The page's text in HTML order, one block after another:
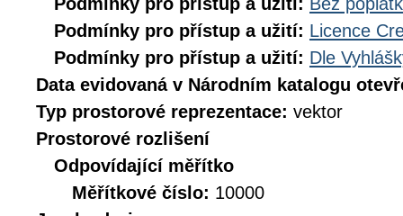
Podmínky pro přístup a užití: Licence
Podmínky pro přístup a užití: Dle
Data evidovaná v Národním katalogu
Typ prostorové reprezentace: vektor
Prostorové rozlišení
Odpovídající měřítko
Měřítkové číslo: 10000